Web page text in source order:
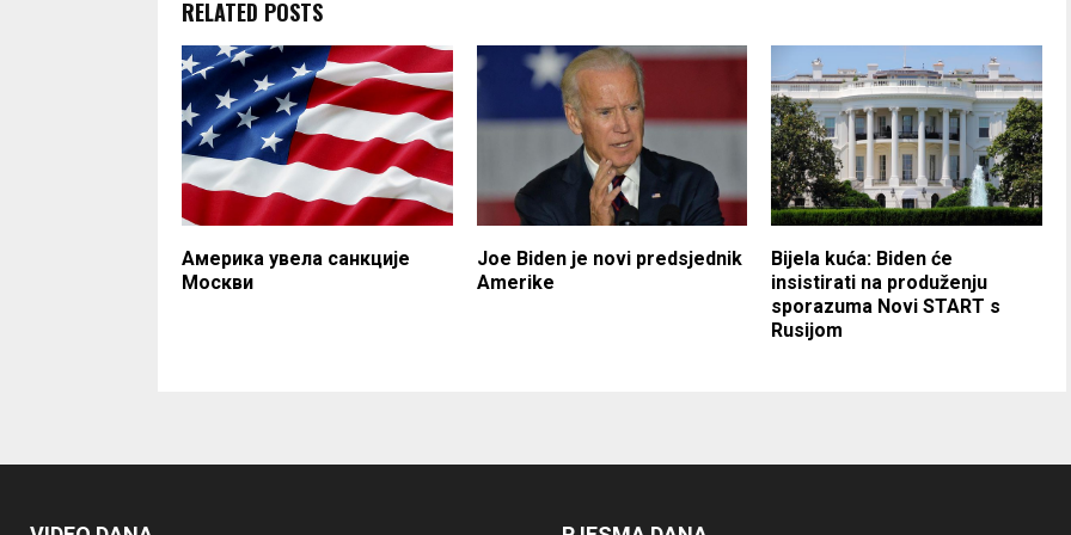
RELATED POSTS
Америка увела санкције
Москви
Joe Biden je novi predsjednik
Amerike
Bijela kuća: Biden će
insistirati na produženju
sporazuma Novi START s
Rusijom